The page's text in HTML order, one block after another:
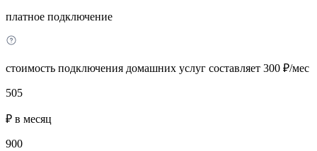
платное подключение
стоимость подключения домашних услуг составляет 300 ₽/мес
505
₽ в месяц
900